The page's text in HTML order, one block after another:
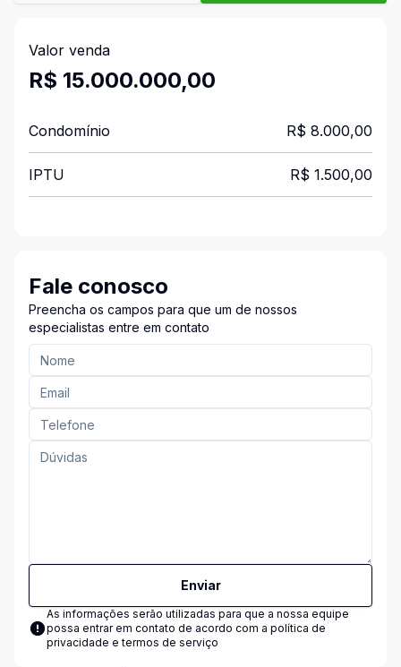
Valor venda
R$ 15.000.000,00
Condomínio R$ 8.000,00
IPTU R$ 1.500,00
Fale conosco
Preencha os campos para que um de nossos
especialistas entre em contato
Enviar
As informações serão utilizadas para que a nossa equipe
possa entrar em contato de acordo com a política de
privacidade e termos de serviço